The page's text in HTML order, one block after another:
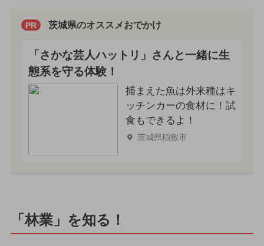
PR 茨城県のオススメおでかけ
「さかな芸人ハットリ」さんと一緒に生
態系を守る体験！
捕まえた魚は外来種はキ
ッチンカーの食材に！試
食もできるよ！
茨城県稲敷市
「林業」を知る！